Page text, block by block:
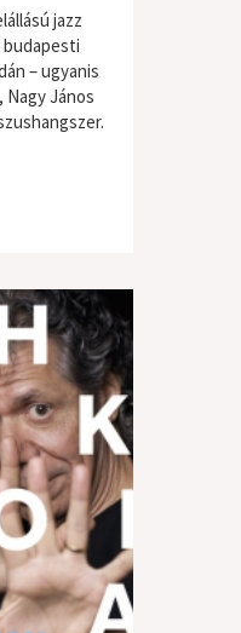
jazz
– ugyanis
János